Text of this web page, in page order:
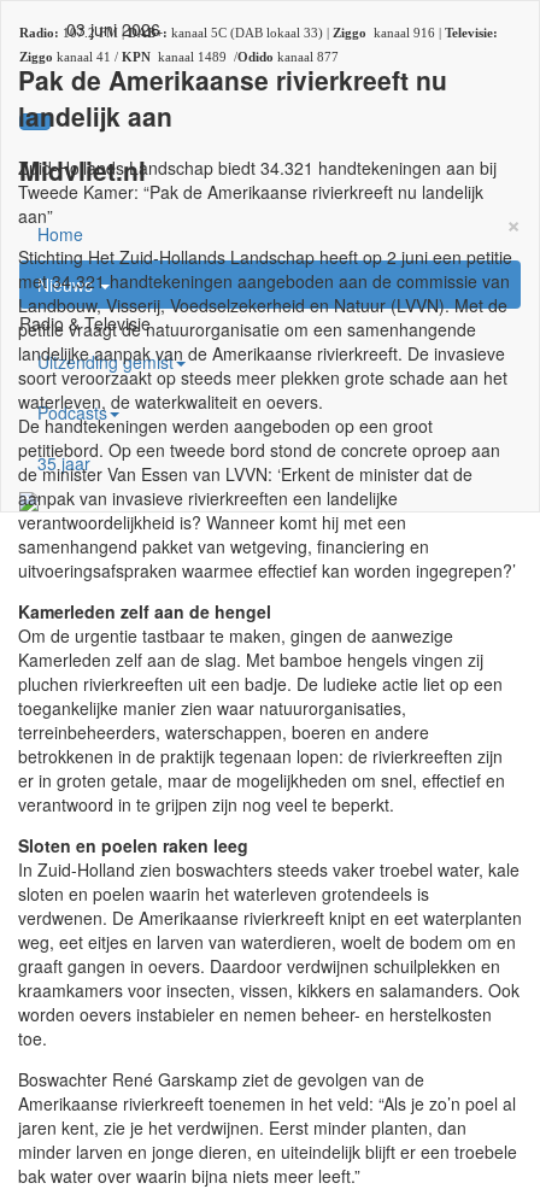
Radio: 107.2 FM |DAB+: kanaal 5C (DAB lokaal 33) | Ziggo kanaal 916 | Televisie:
Ziggo kanaal 41 / KPN kanaal 1489 /Odido kanaal 877
Midvliet.nl
×
Home
Nieuws
Radio & Televisie
Uitzending gemist
Podcasts
35 jaar
03 juni 2026
Pak de Amerikaanse rivierkreeft nu
landelijk aan
Zuid-Hollands Landschap biedt 34.321 handtekeningen aan bij
Tweede Kamer: “Pak de Amerikaanse rivierkreeft nu landelijk
aan”
Stichting Het Zuid-Hollands Landschap heeft op 2 juni een petitie
met 34.321 handtekeningen aangeboden aan de commissie van
Landbouw, Visserij, Voedselzekerheid en Natuur (LVVN). Met de
petitie vraagt de natuurorganisatie om een samenhangende
landelijke aanpak van de Amerikaanse rivierkreeft. De invasieve
soort veroorzaakt op steeds meer plekken grote schade aan het
waterleven, de waterkwaliteit en oevers.
De handtekeningen werden aangeboden op een groot
petitiebord. Op een tweede bord stond de concrete oproep aan
de minister Van Essen van LVVN: ‘Erkent de minister dat de
aanpak van invasieve rivierkreeften een landelijke
verantwoordelijkheid is? Wanneer komt hij met een
samenhangend pakket van wetgeving, financiering en
uitvoeringsafspraken waarmee effectief kan worden ingegrepen?’
Kamerleden zelf aan de hengel
Om de urgentie tastbaar te maken, gingen de aanwezige
Kamerleden zelf aan de slag. Met bamboe hengels vingen zij
pluchen rivierkreeften uit een badje. De ludieke actie liet op een
toegankelijke manier zien waar natuurorganisaties,
terreinbeheerders, waterschappen, boeren en andere
betrokkenen in de praktijk tegenaan lopen: de rivierkreeften zijn
er in groten getale, maar de mogelijkheden om snel, effectief en
verantwoord in te grijpen zijn nog veel te beperkt.
Sloten en poelen raken leeg
In Zuid-Holland zien boswachters steeds vaker troebel water, kale
sloten en poelen waarin het waterleven grotendeels is
verdwenen. De Amerikaanse rivierkreeft knipt en eet waterplanten
weg, eet eitjes en larven van waterdieren, woelt de bodem om en
graaft gangen in oevers. Daardoor verdwijnen schuilplekken en
kraamkamers voor insecten, vissen, kikkers en salamanders. Ook
worden oevers instabieler en nemen beheer- en herstelkosten
toe.
Boswachter René Garskamp ziet de gevolgen van de
Amerikaanse rivierkreeft toenemen in het veld: “Als je zo’n poel al
jaren kent, zie je het verdwijnen. Eerst minder planten, dan
minder larven en jonge dieren, en uiteindelijk blijft er een troebele
bak water over waarin bijna niets meer leeft.”